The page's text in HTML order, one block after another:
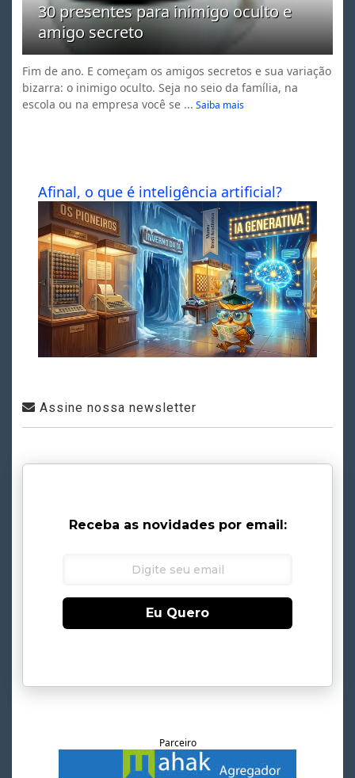
30 presentes para inimigo oculto e
amigo secreto
Fim de ano. E começam os amigos secretos e sua variação
bizarra: o inimigo oculto. Seja no seio da família, na
escola ou na empresa você se ... Saiba mais
Afinal, o que é inteligência artificial?
Assine nossa newsletter
Receba as novidades por email:
Eu Quero
Parceiro